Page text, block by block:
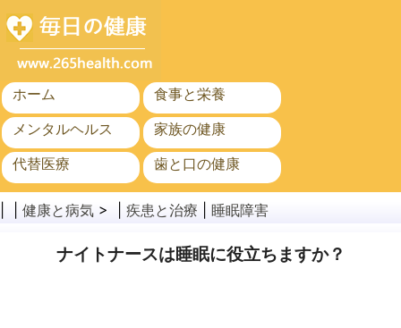
ホーム
食事と栄養
メンタルヘルス
家族の健康
代替医療
歯と口の健康
がん
公衆衛生
健康と病気 > | 疾患と治療 睡眠障害
ナイトナースは睡眠に役立ちますか？